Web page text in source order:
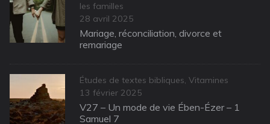
les familles
Posted
on
28 avril 2025
Mariage, réconciliation, divorce et
remariage
Categories
Études de textes bibliques, Vitamines
Posted
on
13 février 2025
V27 – Un mode de vie Ében-Ézer – 1
Samuel 7